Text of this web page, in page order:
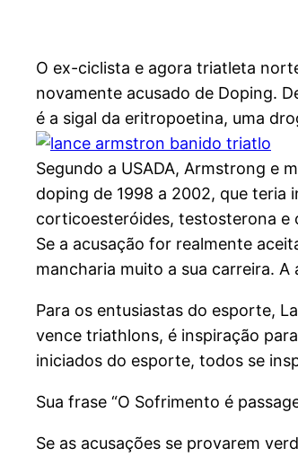
O ex-ciclista e agora triatleta
novamente acusado de Doping.
é a sigal da eritropoetina, uma
Segundo a USADA, Armstrong e
doping de 1998 a 2002, que teria
corticoesteróides, testosterona e
Se a acusação for realmente
mancharia muito a sua carreira. A
Para os entusiastas do esporte,
vence triathlons, é inspiração
iniciados do esporte, todos se
Sua frase “O Sofrimento é
Se as acusações se provarem